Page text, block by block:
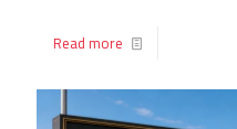
Read more